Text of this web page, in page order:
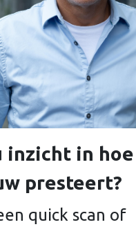
inzicht in
presteert?
quick scan of